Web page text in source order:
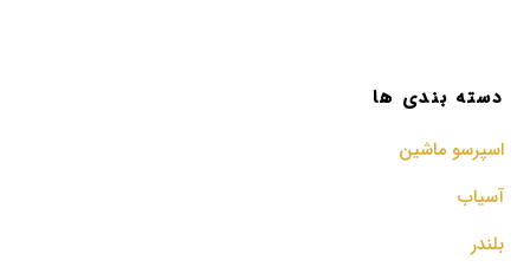
دسته بندی ها
اسپرسو‌ ماشین
آسیاب
بلندر